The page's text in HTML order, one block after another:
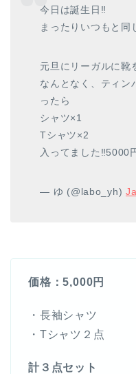
今日は誕生日‼️
まったりいつもと同
元旦にリーガルに靴
なんとなく、ティン
ったら
シャツ×1
Tシャツ×2
入ってました‼️5000
— ゆ (@labo_yh)
価格：5,000円
・長袖シャツ
・Tシャツ２点
計３点セット